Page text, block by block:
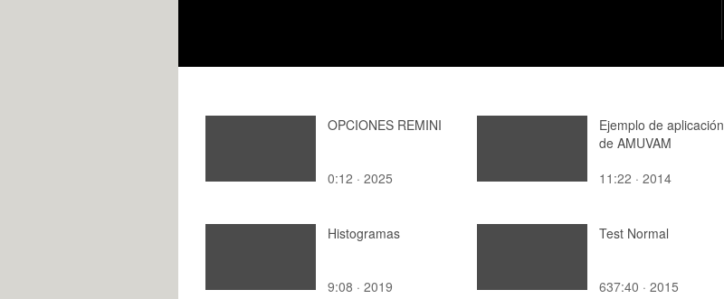
OPCIONES REMINI
0:12 · 2025
Ejemplo de aplicación
de AMUVAM
11:22 · 2014
Histogramas
9:08 · 2019
Test Normal
637:40 · 2015